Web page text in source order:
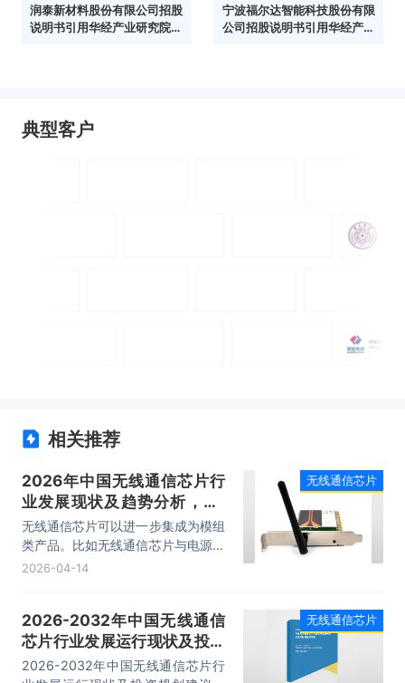
润泰新材料股份有限公司招股
说明书引用华经产业研究院数
宁波福尔达智能科技股份有限
公司招股说明书引用华经产业
典型客户
相关推荐
2026年中国无线通信芯片行
业发展现状及趋势分析，6G
技术突破与标准引领，政策驱
动国产化与生态完善「图」
无线通信芯片可以进一步集成为模组
类产品。比如无线通信芯片与电源管
理芯片、内存芯片、射频芯片及其他
端或系统设备中，通过加载不同通信
软件实现多种通信功能。我国无线通
信模组市场规模在2020年至2025
年间呈现出显著的增长趋势。从
2026-04-14
无线通信芯片
2026-2032年中国无线通信
芯片行业发展运行现状及投资
规划建议报告
2026-2032年中国无线通信芯片行
无线通信芯片